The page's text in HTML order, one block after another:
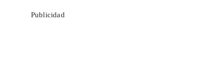
Publicidad